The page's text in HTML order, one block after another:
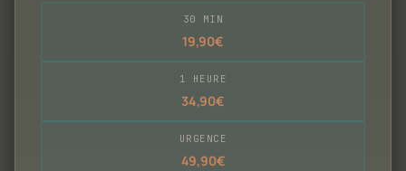
30 MIN
19,90€
1 HEURE
34,90€
URGENCE
49,90€